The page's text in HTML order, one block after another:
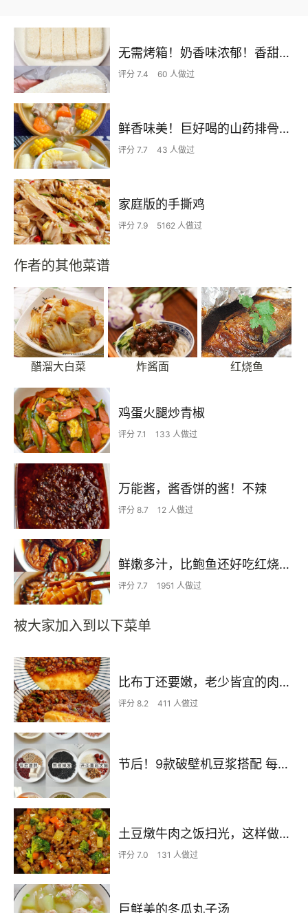
无需烤箱！奶香味浓郁！香甜嫩滑的椰蓉奶糕
评分 7.4 60 人做过
鲜香味美！巨好喝的山药排骨汤！！
评分 7.7 43 人做过
家庭版的手撕鸡
评分 7.9 5162 人做过
作者的其他菜谱
醋溜大白菜 炸酱面 红烧鱼
鸡蛋火腿炒青椒
评分 7.1 133 人做过
万能酱，酱香饼的酱！不辣
评分 8.7 12 人做过
鲜嫩多汁，比鲍鱼还好吃红烧香菇
评分 7.7 1951 人做过
被大家加入到以下菜单
比布丁还要嫩，老少皆宜的肉沫蒸蛋
评分 8.2 411 人做过
节后！9款破壁机豆浆搭配 每天不重样喝出好状态！
土豆燉牛肉之饭扫光，这样做也太香了吧，还没出锅已是浓香四溢了
评分 7.0 131 人做过
巨鲜美的冬瓜丸子汤